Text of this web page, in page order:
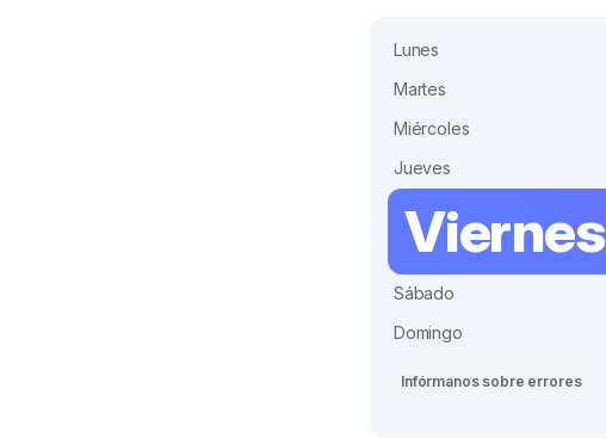
Lunes
Martes
Miércoles
Jueves
Viernes
Sábado
Domingo
Infórmanos sobre errores